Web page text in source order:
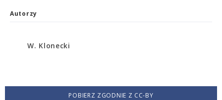
Autorzy
W. Klonecki
POBIERZ ZGODNIE Z CC-BY